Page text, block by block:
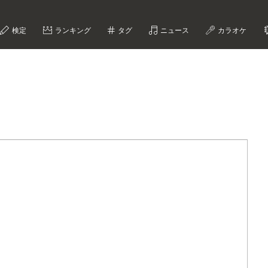
検定 ランキング タグ ニュース カラオケ